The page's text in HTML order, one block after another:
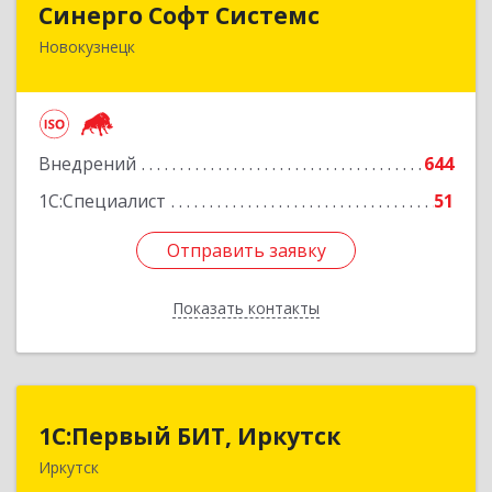
Синерго Софт Системс
Новокузнецк
Внедрений
644
1С:Специалист
51
Отправить заявку
Показать контакты
654005, Кемеровская обл, Новокузнецк г,
Отправить заявку
Назад
1С:Первый БИТ, Иркутск
Иркутск
1С:Первый БИТ, Иркутск
664007, Иркутская обл, Иркутск г, Декабрьских